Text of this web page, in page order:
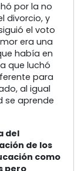
por la no
divorcio, y
el voto
era una
había en
que luchó
para
al igual
se aprende
del
de los
como